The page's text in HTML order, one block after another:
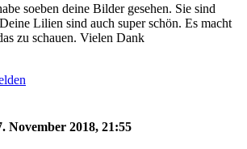
soeben deine Bilder gesehen. Sie sind
Lilien sind auch super schön. Es macht
zu schauen. Vielen Dank
November 2018, 21:55